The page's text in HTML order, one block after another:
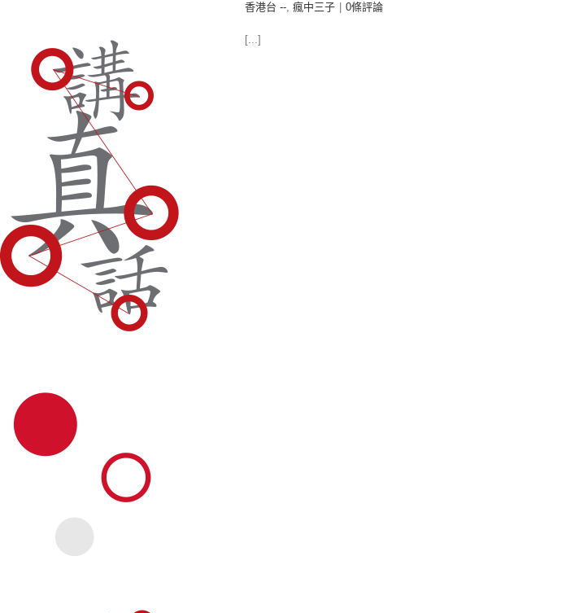
香港台 --, 瘋中三子 0條評論
[...]